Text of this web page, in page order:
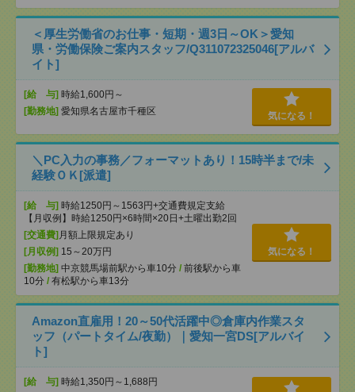
＜厚生労働省のお仕事・短期・週3日～OK＞愛知
県・労働保険ご案内スタッフ/Q311072325046[アルバ
イト]
[給 与] 時給1,600円～
[勤務地] 愛知県名古屋市千種区 気になる！
＼PC入力の事務／フォーマットあり！15時半まで/未
経験ＯＫ[派遣]
[給 与] 時給1250円～1563円+交通費規定支給
【月収例】時給1250円×6時間×20日+土曜出勤2回
[交通費] 月額上限規定あり
[月収例] 15～20万円
[勤務地] 中京競馬場前駅から車10分 / 前後駅から車
10分 / 有松駅から車13分
気になる！
Amazon直雇用！20～50代活躍中◎倉庫内作業スタ
ッフ（パートタイム/夜勤）｜愛知一宮DS[アルバイ
ト]
[給 与] 時給1,350円～1,688円